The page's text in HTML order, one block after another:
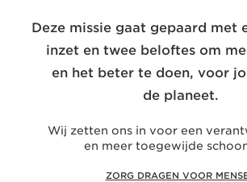
Deze missie gaat gepaard met
inzet en twee beloftes om
en het beter te doen, voor
de planeet.
Wij zetten ons in voor een
en meer toegewijde
ZORG DRAGEN VOOR